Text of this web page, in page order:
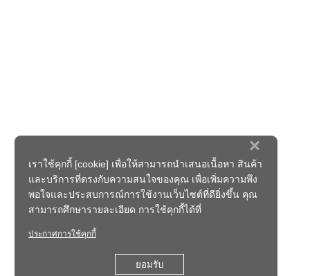
×
เราใช้คุกกี้ [cookie] เพื่อให้สามารถนำเสนอเนื้อหา สินค้า
และบริการที่ตรงกับความสนใจของคุณ เพื่อเพิ่มความพึง
พอใจและประสบการณ์การใช้งานเว็บไซต์ที่ดียิ่งขึ้น คุณ
สามารถศึกษารายละเอียด การใช้คุกกี้ได้ที่
ประกาศการใช้คุกกี้
ยอมรับ